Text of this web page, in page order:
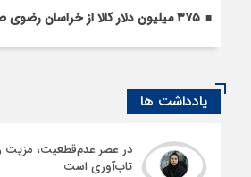
۳۷۵ میلیون دلار کالا از خراسان رضوی صادر شد
یادداشت ها
در عصر عدم‌قطعیت، مزیت
تاب‌آوری است